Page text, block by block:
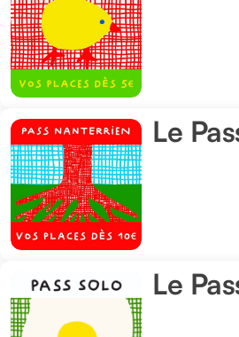
JEUNE
Le
Pass
Nanterrien
des
Le
Le
Pass
Le